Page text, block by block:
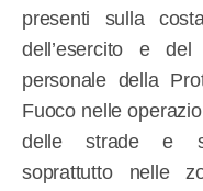
presenti sulla
dell’esercito e
personale della
Fuoco nelle
delle strade e
soprattutto nelle